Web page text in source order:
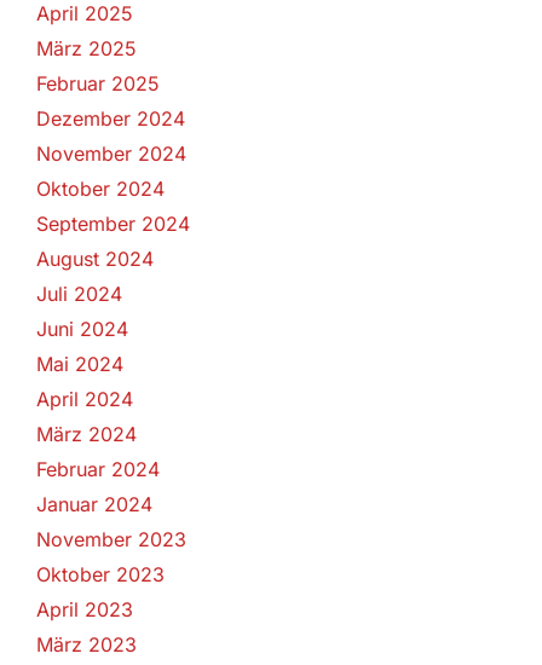
April 2025
März 2025
Februar 2025
Dezember 2024
November 2024
Oktober 2024
September 2024
August 2024
Juli 2024
Juni 2024
Mai 2024
April 2024
März 2024
Februar 2024
Januar 2024
November 2023
Oktober 2023
April 2023
März 2023